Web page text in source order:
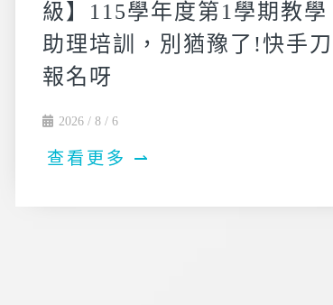
級】115學年度第1學期教學
助理培訓，別猶豫了!快手刀
報名呀
2026 / 8 / 6
查看更多 ⇀